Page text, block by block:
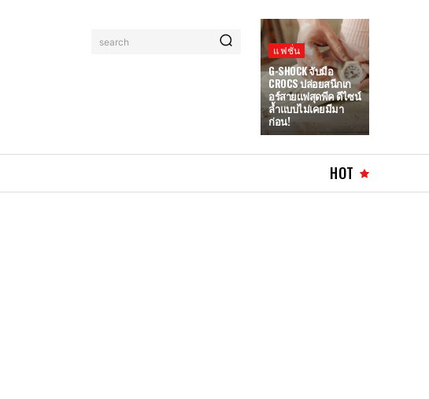
search
แฟชั่น
G-SHOCK จับมือ
CROCS ปล่อยสนีกเก
อร์สายแฟสุดพีค ดีไซน์
ล้ำแบบไม่เคยมีมา
ก่อน!
HOT